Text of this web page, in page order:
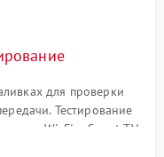
для проверки
Тестирование
Wi-Fi и Smart TV
часов.